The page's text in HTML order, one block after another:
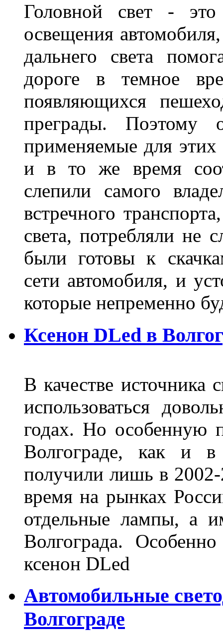
Головной свет -
освещения
дальнего света
дороге в темное
появляющихся
преграды. Поэтому
применяемые для
и в то же время
слепили самого
встречного
света, потребляли не
были готовы к
сети автомобиля, и
которые непременно
Ксенон DLed в
В качестве источника
использоваться
годах. Но особенную
Волгограде, как и
получили лишь в
время на рынках
отдельные лампы, а
Волгограда.
ксенон DLed
Автомобильные
Волгограде